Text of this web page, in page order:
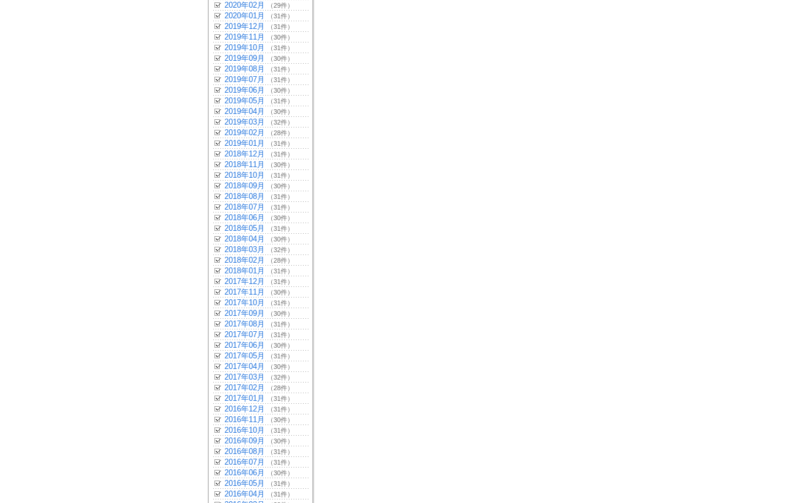
2020年02月 （29件）
2020年01月 （31件）
2019年12月 （31件）
2019年11月 （30件）
2019年10月 （31件）
2019年09月 （30件）
2019年08月 （31件）
2019年07月 （31件）
2019年06月 （30件）
2019年05月 （31件）
2019年04月 （30件）
2019年03月 （32件）
2019年02月 （28件）
2019年01月 （31件）
2018年12月 （31件）
2018年11月 （30件）
2018年10月 （31件）
2018年09月 （30件）
2018年08月 （31件）
2018年07月 （31件）
2018年06月 （30件）
2018年05月 （31件）
2018年04月 （30件）
2018年03月 （32件）
2018年02月 （28件）
2018年01月 （31件）
2017年12月 （31件）
2017年11月 （30件）
2017年10月 （31件）
2017年09月 （30件）
2017年08月 （31件）
2017年07月 （31件）
2017年06月 （30件）
2017年05月 （31件）
2017年04月 （30件）
2017年03月 （32件）
2017年02月 （28件）
2017年01月 （31件）
2016年12月 （31件）
2016年11月 （30件）
2016年10月 （31件）
2016年09月 （30件）
2016年08月 （31件）
2016年07月 （31件）
2016年06月 （30件）
2016年05月 （31件）
2016年04月 （31件）